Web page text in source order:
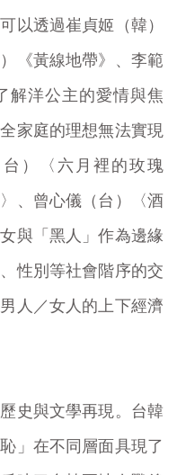
以透過崔貞姬（韓）
《黃線地帶》、李範
解洋公主的愛情與焦
家庭的理想無法實現
）〈六月裡的玫瑰
、曾心儀（台）〈酒
與「黑人」作為邊緣
性別等社會階序的交
人／女人的上下經濟
史與文學再現。台韓
」在不同層面具現了